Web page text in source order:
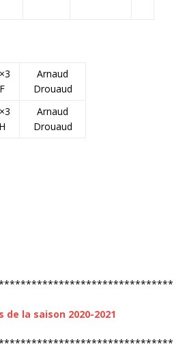
F
Arnaud
Drouaud
H
Arnaud
Drouaud
la saison 2020-2021